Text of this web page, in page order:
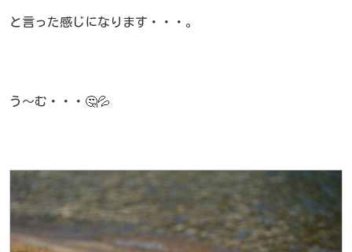
と言った感じになります・・・。
う～む・・・🤔💦